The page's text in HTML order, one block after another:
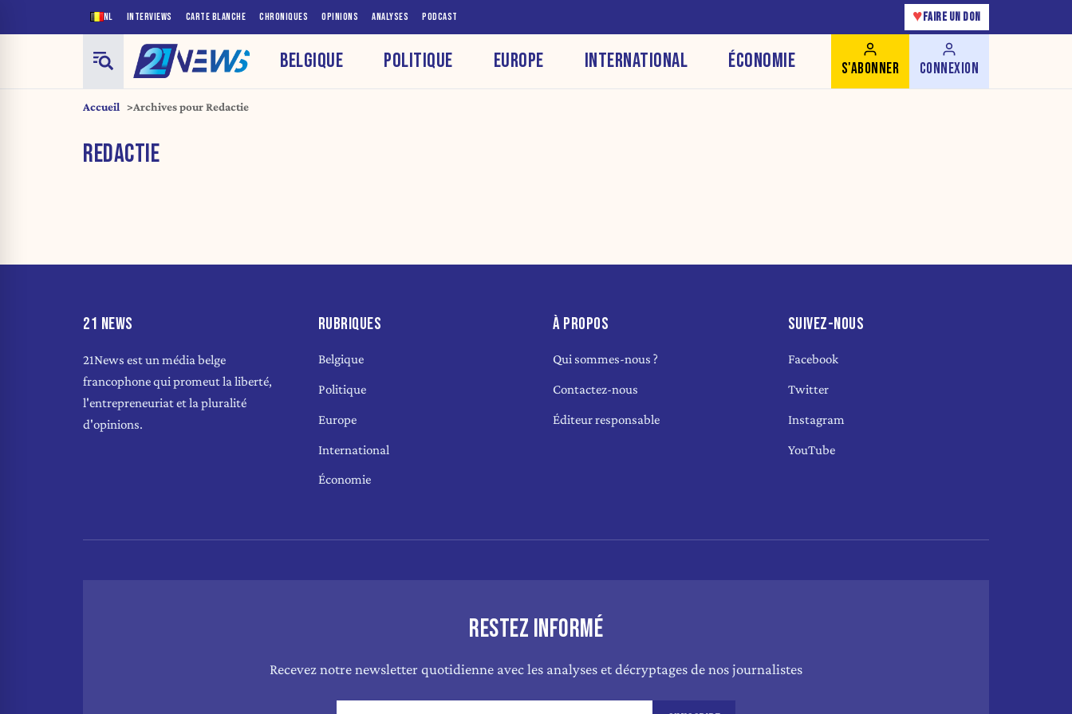
NL INTERVIEWS CARTE BLANCHE CHRONIQUES OPINIONS ANALYSES PODCAST ♥ FAIRE UN DON
BELGIQUE POLITIQUE EUROPE INTERNATIONAL ÉCONOMIE S'ABONNER CONNEXION
Accueil Archives pour Redactie
REDACTIE
21 NEWS
21News est un média belge
francophone qui promeut la liberté,
l'entrepreneuriat et la pluralité
d'opinions.
RUBRIQUES
Belgique
Politique
Europe
International
Économie
À PROPOS
Qui sommes-nous ?
Contactez-nous
Éditeur responsable
SUIVEZ-NOUS
Facebook
Twitter
Instagram
YouTube
RESTEZ INFORMÉ
Recevez notre newsletter quotidienne avec les analyses et décryptages de nos journalistes